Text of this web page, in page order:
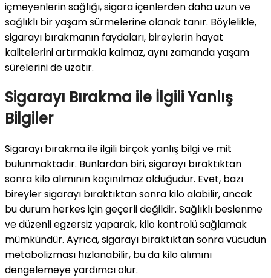
içmeyenlerin sağlığı, sigara içenlerden daha uzun ve
sağlıklı bir yaşam sürmelerine olanak tanır. Böylelikle,
sigarayı bırakmanın faydaları, bireylerin hayat
kalitelerini artırmakla kalmaz, aynı zamanda yaşam
sürelerini de uzatır.
Sigarayı Bırakma ile İlgili Yanlış
Bilgiler
Sigarayı bırakma ile ilgili birçok yanlış bilgi ve mit
bulunmaktadır. Bunlardan biri, sigarayı bıraktıktan
sonra kilo alımının kaçınılmaz olduğudur. Evet, bazı
bireyler sigarayı bıraktıktan sonra kilo alabilir, ancak
bu durum herkes için geçerli değildir. Sağlıklı beslenme
ve düzenli egzersiz yaparak, kilo kontrolü sağlamak
mümkündür. Ayrıca, sigarayı bıraktıktan sonra vücudun
metabolizması hızlanabilir, bu da kilo alımını
dengelemeye yardımcı olur.